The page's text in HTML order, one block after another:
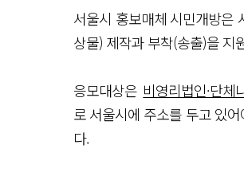
서울시 홍보매체 시민개방은
상물) 제작과 부착(송출)을 지
응모대상은 비영리법인·단체
로 서울시에 주소를 두고 있
다.